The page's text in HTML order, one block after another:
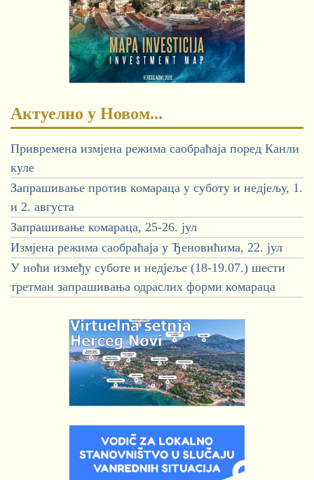
Актуелно у Новом...
Привремена измјена режима саобраћаја поред Канли
куле
Запрашивање против комараца у суботу и недјељу, 1.
и 2. августа
Запрашивање комараца, 25-26. јул
Измјена режима саобраћаја у Ђеновићима, 22. јул
У ноћи између суботе и недјеље (18-19.07.) шести
третман запрашивања одраслих форми комараца